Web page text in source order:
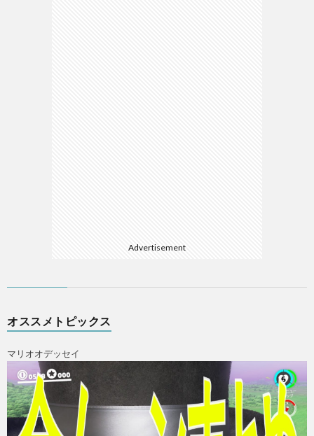
Advertisement
オススメトピックス
マリオオデッセイ